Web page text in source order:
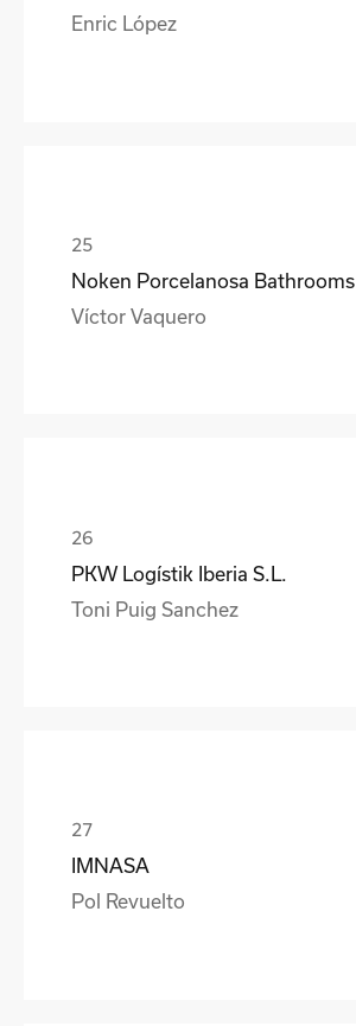
Enric López
Noken Porcelanosa Bathrooms
Víctor Vaquero
PKW Logístik Iberia S.L.
Toni Puig Sanchez
IMNASA
Pol Revuelto